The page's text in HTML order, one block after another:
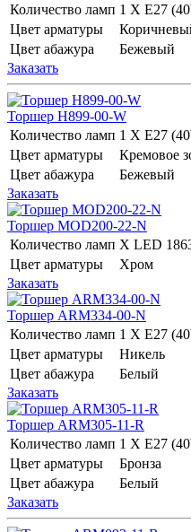
Количество ламп 1 Х E27
Цвет арматуры
Цвет абажура
Бежевый
Заказать
Торшер H899-00-W
Количество ламп 1 Х E27
Цвет арматуры
Кремовое
Цвет абажура
Бежевый
Заказать
Торшер MOD200-22-N
Количество ламп Х LED
Цвет арматуры
Хром
Заказать
Торшер ARM334-00-N
Количество ламп 1 Х E27
Цвет арматуры
Никель
Цвет абажура
Белый
Заказать
Торшер ARM305-11-R
Количество ламп 1 Х E27
Цвет арматуры
Бронза
Цвет абажура
Белый
Заказать